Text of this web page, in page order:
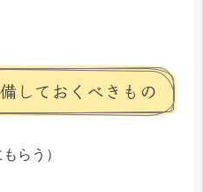
しておくべきもの
らう）